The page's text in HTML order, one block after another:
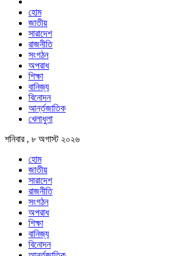
হোম
জাতীয়
সারাদেশ
রাজনীতি
সংগঠন
অপরাধ
শিক্ষা
বানিজ্য
বিনোদন
আর্ন্তজাতিক
খেলাধুলা
শনিবার , ৮ অগাস্ট ২০২৬
হোম
জাতীয়
সারাদেশ
রাজনীতি
সংগঠন
অপরাধ
শিক্ষা
বানিজ্য
বিনোদন